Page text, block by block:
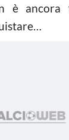
è ancora